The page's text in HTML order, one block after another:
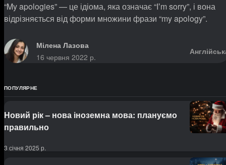
“My apologies” — це ідіома, яка означає “Iʼm sorry”, і вона
відрізняється від форми множини фрази “my apology”.
Мілена Лазова
16 червня 2022 р.
ПОПУЛЯРНЕ
Новий рік – нова іноземна мова: плануємо
правильно
3 січня 2025 р.